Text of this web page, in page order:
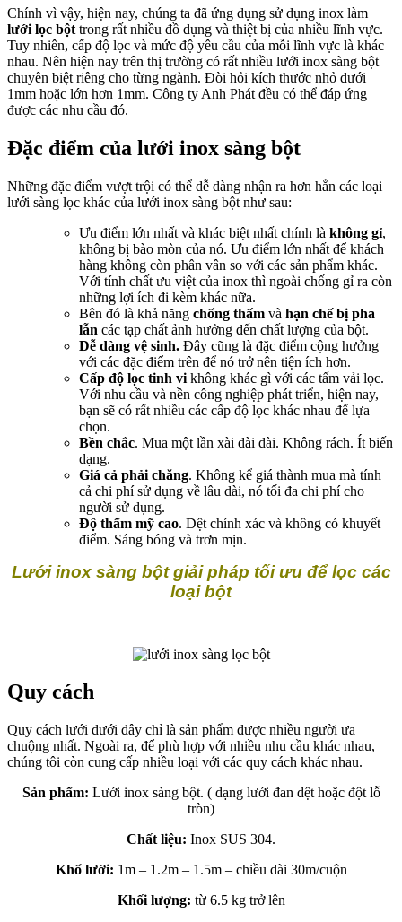
Chính vì vậy, hiện nay, chúng ta đã ứng dụng sử dụng inox làm
lưới lọc bột trong rất nhiều đồ dụng và thiệt bị của nhiều lĩnh vực.
Tuy nhiên, cấp độ lọc và mức độ yêu cầu của mỗi lĩnh vực là khác
nhau. Nên hiện nay trên thị trường có rất nhiều lưới inox sàng bột
chuyên biệt riêng cho từng ngành. Đòi hỏi kích thước nhỏ dưới
1mm hoặc lớn hơn 1mm. Công ty Anh Phát đều có thể đáp ứng
được các nhu cầu đó.
Đặc điểm của lưới inox sàng bột
Những đặc điểm vượt trội có thể dễ dàng nhận ra hơn hẳn các loại
lưới sàng lọc khác của lưới inox sàng bột như sau:
Ưu điểm lớn nhất và khác biệt nhất chính là không gỉ,
không bị bào mòn của nó. Ưu điểm lớn nhất để khách
hàng không còn phân vân so với các sản phẩm khác.
Với tính chất ưu việt của inox thì ngoài chống gỉ ra còn
những lợi ích đi kèm khác nữa.
Bên đó là khả năng chống thấm và hạn chế bị pha
lẫn các tạp chất ảnh hưởng đến chất lượng của bột.
Dễ dàng vệ sinh. Đây cũng là đặc điểm cộng hưởng
với các đặc điểm trên để nó trở nên tiện ích hơn.
Cấp độ lọc tinh vi không khác gì với các tấm vải lọc.
Với nhu cầu và nền công nghiệp phát triển, hiện nay,
bạn sẽ có rất nhiều các cấp độ lọc khác nhau để lựa
chọn.
Bền chắc. Mua một lần xài dài dài. Không rách. Ít biến
dạng.
Giá cả phải chăng. Không kể giá thành mua mà tính
cả chi phí sử dụng về lâu dài, nó tối đa chi phí cho
người sử dụng.
Độ thẩm mỹ cao. Dệt chính xác và không có khuyết
điểm. Sáng bóng và trơn mịn.
Lưới inox sàng bột giải pháp tối ưu để lọc các
loại bột
Quy cách
Quy cách lưới dưới đây chỉ là sản phẩm được nhiều người ưa
chuộng nhất. Ngoài ra, để phù hợp với nhiều nhu cầu khác nhau,
chúng tôi còn cung cấp nhiều loại với các quy cách khác nhau.
Sản phẩm: Lưới inox sàng bột. ( dạng lưới đan dệt hoặc đột lỗ
tròn)
Chất liệu: Inox SUS 304.
Khổ lưới: 1m – 1.2m – 1.5m – chiều dài 30m/cuộn
Khối lượng: từ 6.5 kg trở lên